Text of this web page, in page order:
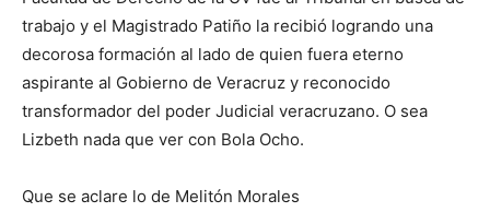
trabajo y el Magistrado Patiño la recibió logrando una
decorosa formación al lado de quien fuera eterno
aspirante al Gobierno de Veracruz y reconocido
transformador del poder Judicial veracruzano. O sea
Lizbeth nada que ver con Bola Ocho.
Que se aclare lo de Melitón Morales